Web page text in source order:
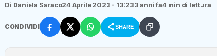
Di Daniela Saraco24 Aprile 2023 - 13:233 anni fa4 min di lettura
CONDIVIDI SHARE